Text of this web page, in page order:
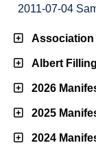
2011-07-04
Association
Albert
2026
2025
2024